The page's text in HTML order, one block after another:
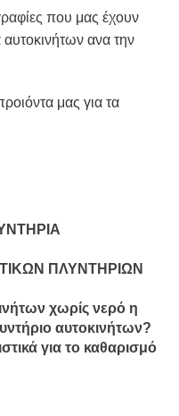
που μας έχουν
αυτοκινήτων ανα την
μας για τα
ΠΛΥΝΤΗΡΙΩΝ
χωρίς νερό η
αυτοκινήτων?
για το καθαρισμό